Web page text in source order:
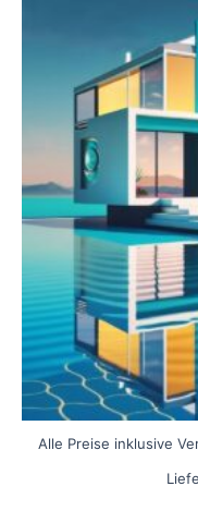
Alle Preise inklusive